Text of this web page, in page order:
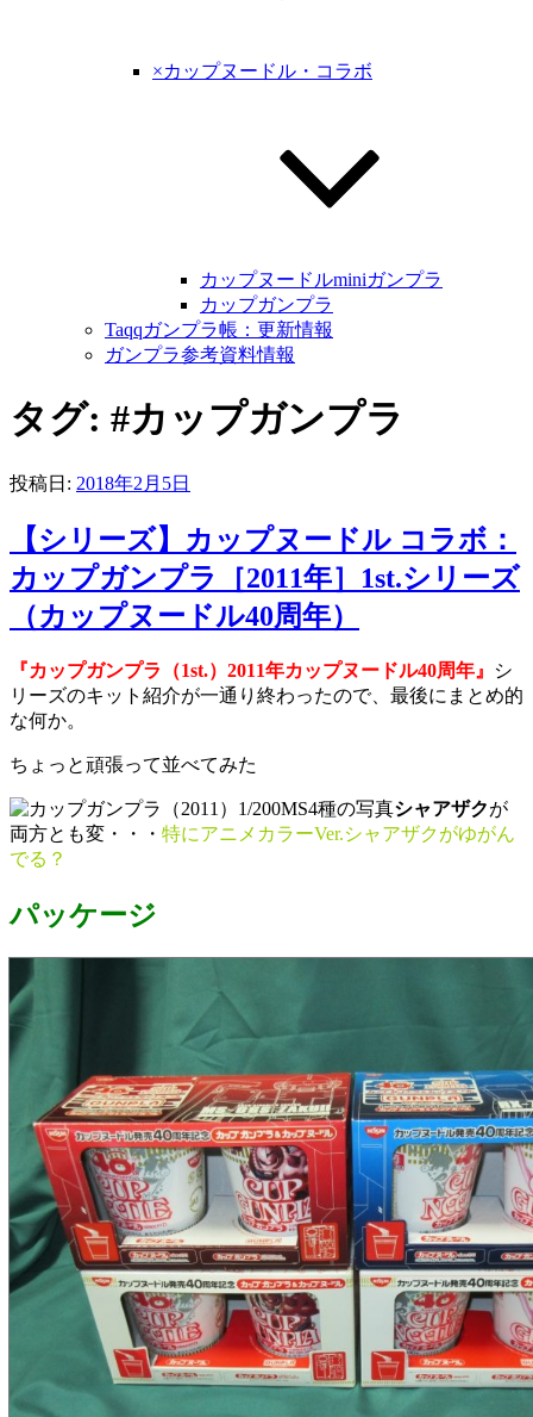
×カップヌードル・コラボ
カップヌードルminiガンプラ
カップガンプラ
Taqqガンプラ帳：更新情報
ガンプラ参考資料情報
タグ: #カップガンプラ
投稿日: 2018年2月5日
【シリーズ】カップヌードル コラボ：
カップガンプラ［2011年］1st.シリーズ
（カップヌードル40周年）
『カップガンプラ（1st.）2011年カップヌードル40周年』
シ
リーズのキット紹介が一通り終わったので、最後にまとめ的
な何か。
ちょっと頑張って並べてみた
シャアザクが
両方とも変・・・ 特にアニメカラーVer.シャアザクがゆがん
でる？
パッケージ